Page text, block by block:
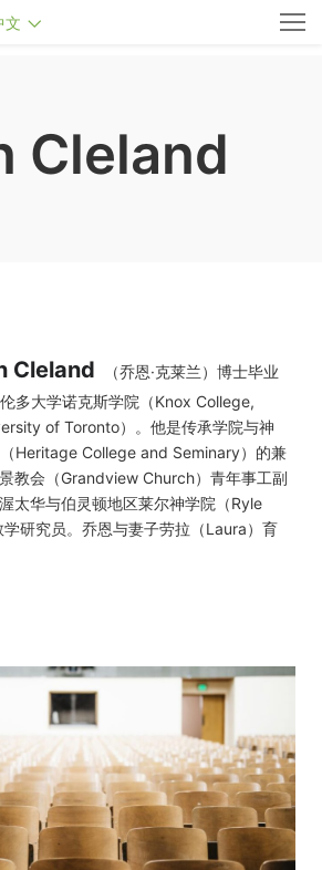
文
Cleland
Cleland
（乔恩·克莱兰）博士毕业
多大学诺克斯学院（Knox College,
of Toronto）。他是传承学院与神
Heritage College and Seminary）的兼
教会（Grandview Church）青年事工副
太华与伯灵顿地区莱尔神学院（Ryle
研究员。乔恩与妻子劳拉（Laura）育